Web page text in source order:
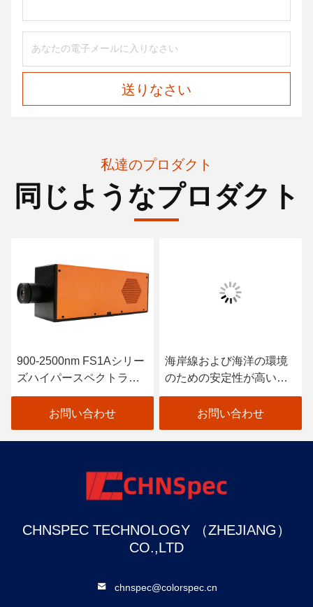
送りなさい
私達のプロダクト
同じようなプロダクト
900-2500nm FS1Aシリー
ズハイパースペクトラル
カメララインスキャン
お問い合わせ
海岸線および海洋の環境
のための安定性が高い
Hyperspectralイメージ投
射 カメラお問い合わせ
CHNSPEC TECHNOLOGY （ZHEJIANG）
CO.,LTD
chnspec@colorspec.cn